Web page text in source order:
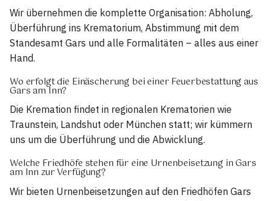
Wir übernehmen die komplette Organisation: Abholung,
Überführung ins Krematorium, Abstimmung mit dem
Standesamt Gars und alle Formalitäten – alles aus einer
Hand.
Wo erfolgt die Einäscherung bei einer Feuerbestattung aus
Gars am Inn?
Die Kremation findet in regionalen Krematorien wie
Traunstein, Landshut oder München statt; wir kümmern
uns um die Überführung und die Abwicklung.
Welche Friedhöfe stehen für eine Urnenbeisetzung in Gars
am Inn zur Verfügung?
Wir bieten Urnenbeisetzungen auf den Friedhöfen Gars